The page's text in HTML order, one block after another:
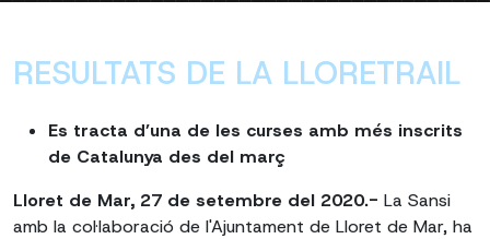
RESULTATS DE LA LLORETRAIL
Es tracta d’una de les curses amb més inscrits
de Catalunya des del març
Lloret de Mar, 27 de setembre del 2020.- La Sansi
amb la col·laboració de l'Ajuntament de Lloret de Mar, ha